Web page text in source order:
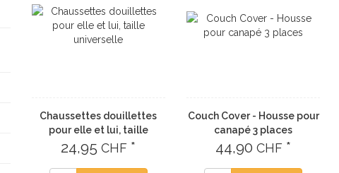
Chaussettes douillettes
pour elle et lui, taille
universelle
24,95CHF *
Couch Cover - Housse pour
canapé 3 places
44,90CHF *